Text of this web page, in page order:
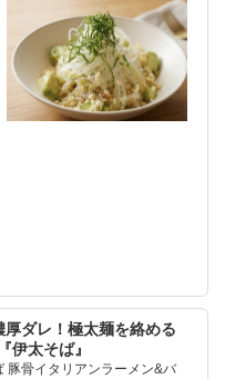
ダレ！極太麺を絡める
伊太そば』
豚骨イタリアンラーメン&バ